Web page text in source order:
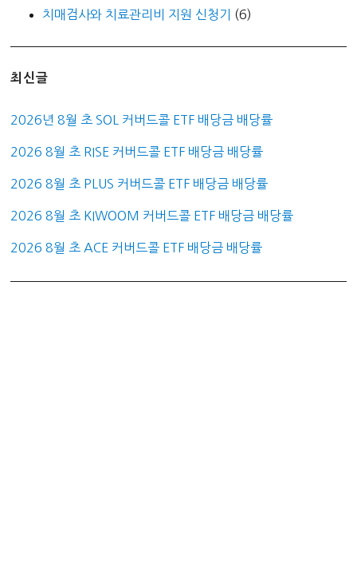
치매검사와 치료관리비 지원 신청기
(6)
최신글
2026년 8월 초 SOL 커버드콜 ETF 배당금 배당률
2026 8월 초 RISE 커버드콜 ETF 배당금 배당률
2026 8월 초 PLUS 커버드콜 ETF 배당금 배당률
2026 8월 초 KIWOOM 커버드콜 ETF 배당금 배당률
2026 8월 초 ACE 커버드콜 ETF 배당금 배당률